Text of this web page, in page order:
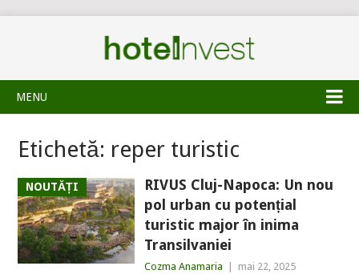
MENU
Etichetă: reper turistic
NOUTĂȚI
RIVUS Cluj-Napoca: Un nou
pol urban cu potențial
turistic major în inima
Transilvaniei
Cozma Anamaria mai 22, 2025